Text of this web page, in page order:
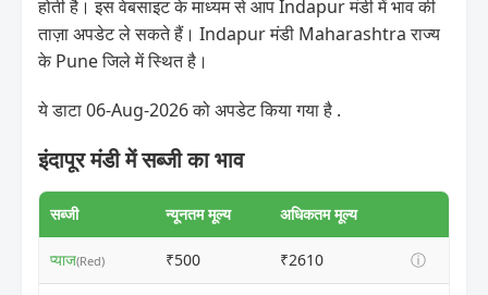
होती है। इस वेबसाइट के माध्यम से आप Indapur मंडी में भाव की
ताज़ा अपडेट ले सकते हैं। Indapur मंडी Maharashtra राज्य
के Pune जिले में स्थित है।
ये डाटा 06-Aug-2026 को अपडेट किया गया है .
इंदापूर मंडी में सब्जी का भाव
सब्जी न्यूनतम मूल्य अधिकतम मूल्य
प्याज(Red) ₹500 ₹2610 ⓘ